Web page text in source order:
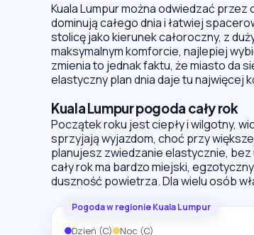
Kuala Lumpur można odwiedzać
dominują całego dnia i łatwiej
stolicę jako kierunek całoroczny, z
maksymalnym komforcie, najlepiej
zmienia to jednak faktu, że miasto da
elastyczny plan dnia daje tu najwięcej
Kuala Lumpur pogoda cały rok
Początek roku jest ciepły i wilgotny,
sprzyjają wyjazdom, choć przy
planujesz zwiedzanie elastycznie, bez
cały rok ma bardzo miejski,
duszność powietrza. Dla wielu osób
Pogoda w regionie Kuala Lumpur
Dzień (C) Noc (C)